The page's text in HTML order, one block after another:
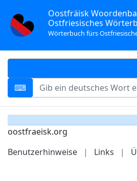
Oostfräisk
Ostfriesisches
Wörterbuch fürs
oostfraeisk.org
Benutzerhinweise
| Links |